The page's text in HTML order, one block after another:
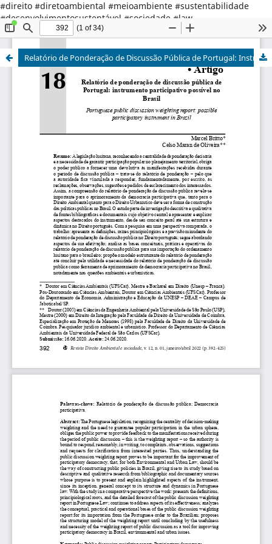
#direito #diretoambiental #meioambiente #sustentabilidade
#desenvolvimentosustentável #sociedade #law
#environmentallaw #environment #sustainabledevelopment
#society
Relatório de Ponderação de Discussão Pública de Portugal: Instrumento Participativo possível no Brasil